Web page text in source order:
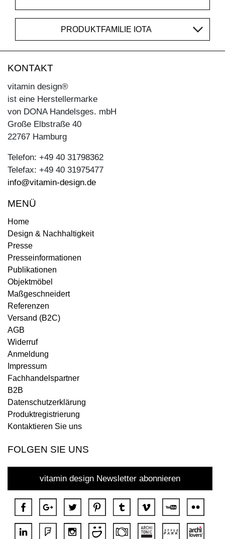
PRODUKTFAMILIE IOTA
KONTAKT
vitamin design®
ist eine Herstellermarke
von DONA Handelsges. mbH
Große Elbstraße 40
22767 Hamburg
Telefon: +49 40 31798362
Telefax: +49 40 31975477
info@vitamin-design.de
MENÜ
Home
Design & Nachhaltigkeit
Presse
Presseinformationen
Publikationen
Objektmöbel
Maßgeschneidert
Referenzen
Versand (B2C)
AGB
Widerruf
Anmeldung
Impressum
Fachhandelspartner
B2B
Datenschutzerklärung
Produktregistrierung
Kontaktieren Sie uns
FOLGEN SIE UNS
vitamin design Newsletter abonnieren